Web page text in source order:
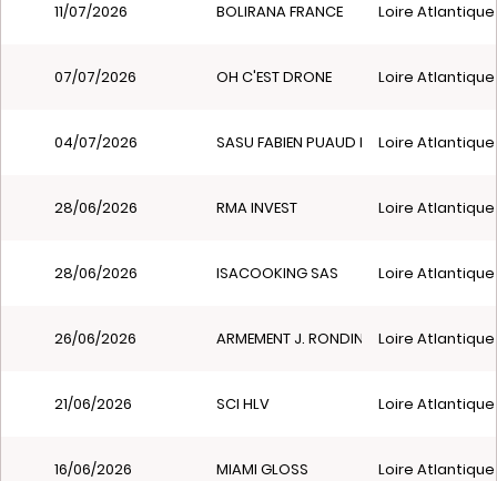
11/07/2026 BOLIRANA FRANCE Loire
07/07/2026 OH C'EST DRONE Loire
04/07/2026 SASU FABIEN PUAUD NGF NUISIBLES
Loire
28/06/2026 RMA INVEST Loire
28/06/2026 ISACOOKING SAS Loire
26/06/2026 ARMEMENT J. RONDINEAULoire
21/06/2026 SCI HLV Loire
16/06/2026 MIAMI GLOSS Loire